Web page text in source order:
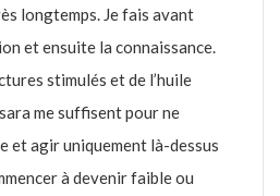
longtemps. Je fais avant
et ensuite la connaissance.
stimulés et de l’huile
me suffisent pour ne
et agir uniquement là-dessus
à devenir faible ou